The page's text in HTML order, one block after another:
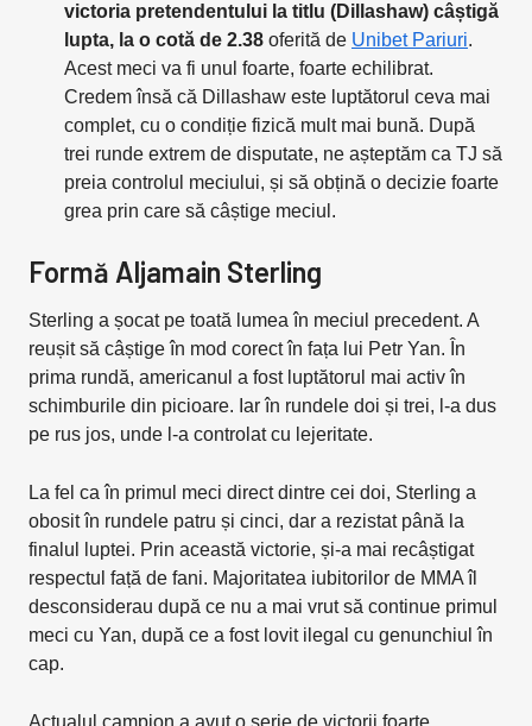
victoria pretendentului la titlu (Dillashaw) câștigă
lupta, la o cotă de 2.38 oferită de Unibet Pariuri.
Acest meci va fi unul foarte, foarte echilibrat.
Credem însă că Dillashaw este luptătorul ceva mai
complet, cu o condiție fizică mult mai bună. După
trei runde extrem de disputate, ne așteptăm ca TJ să
preia controlul meciului, și să obțină o decizie foarte
grea prin care să câștige meciul.
Formă Aljamain Sterling
Sterling a șocat pe toată lumea în meciul precedent. A
reușit să câștige în mod corect în fața lui Petr Yan. În
prima rundă, americanul a fost luptătorul mai activ în
schimburile din picioare. Iar în rundele doi și trei, l-a dus
pe rus jos, unde l-a controlat cu lejeritate.
La fel ca în primul meci direct dintre cei doi, Sterling a
obosit în rundele patru și cinci, dar a rezistat până la
finalul luptei. Prin această victorie, și-a mai recâștigat
respectul față de fani. Majoritatea iubitorilor de MMA îl
desconsiderau după ce nu a mai vrut să continue primul
meci cu Yan, după ce a fost lovit ilegal cu genunchiul în
cap.